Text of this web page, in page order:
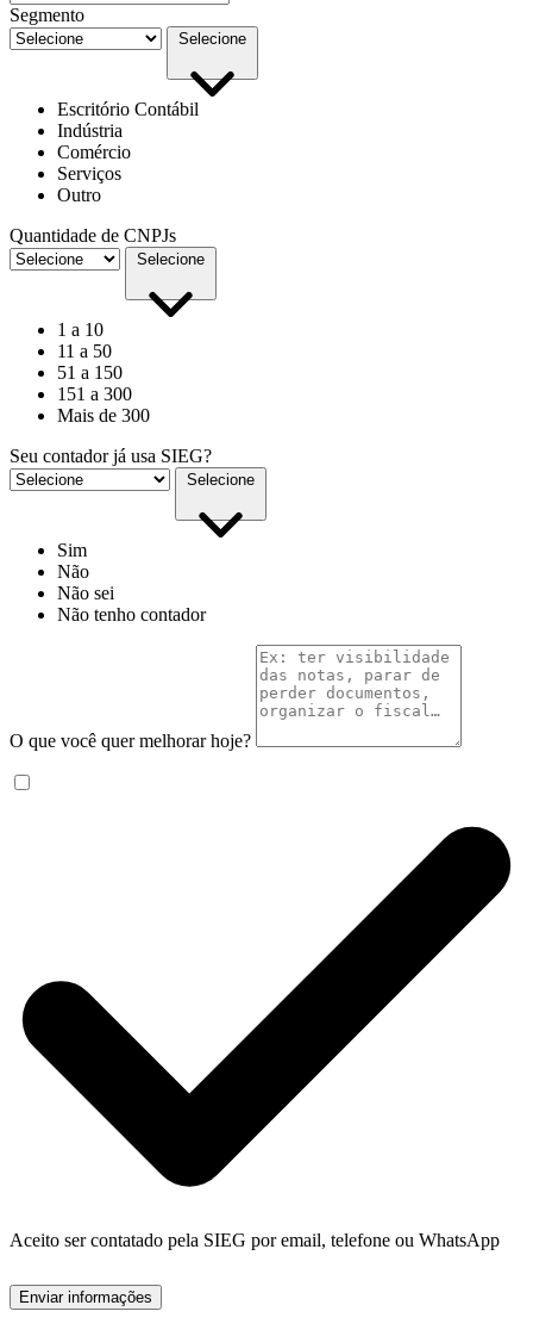
Segmento
Selecione
Escritório Contábil
Indústria
Comércio
Serviços
Outro
Quantidade de CNPJs
Selecione
1 a 10
11 a 50
51 a 150
151 a 300
Mais de 300
Seu contador já usa SIEG?
Selecione
Sim
Não
Não sei
Não tenho contador
O que você quer melhorar hoje?
Aceito ser contatado pela SIEG por email, telefone ou WhatsApp
Enviar informações